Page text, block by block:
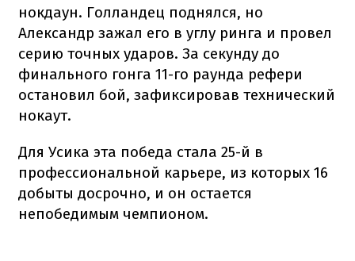
нокдаун. Голландец поднялся, но
Александр зажал его в углу ринга и провел
серию точных ударов. За секунду до
финального гонга 11-го раунда рефери
остановил бой, зафиксировав технический
нокаут.
Для Усика эта победа стала 25-й в
профессиональной карьере, из которых 16
добыты досрочно, и он остается
непобедимым чемпионом.